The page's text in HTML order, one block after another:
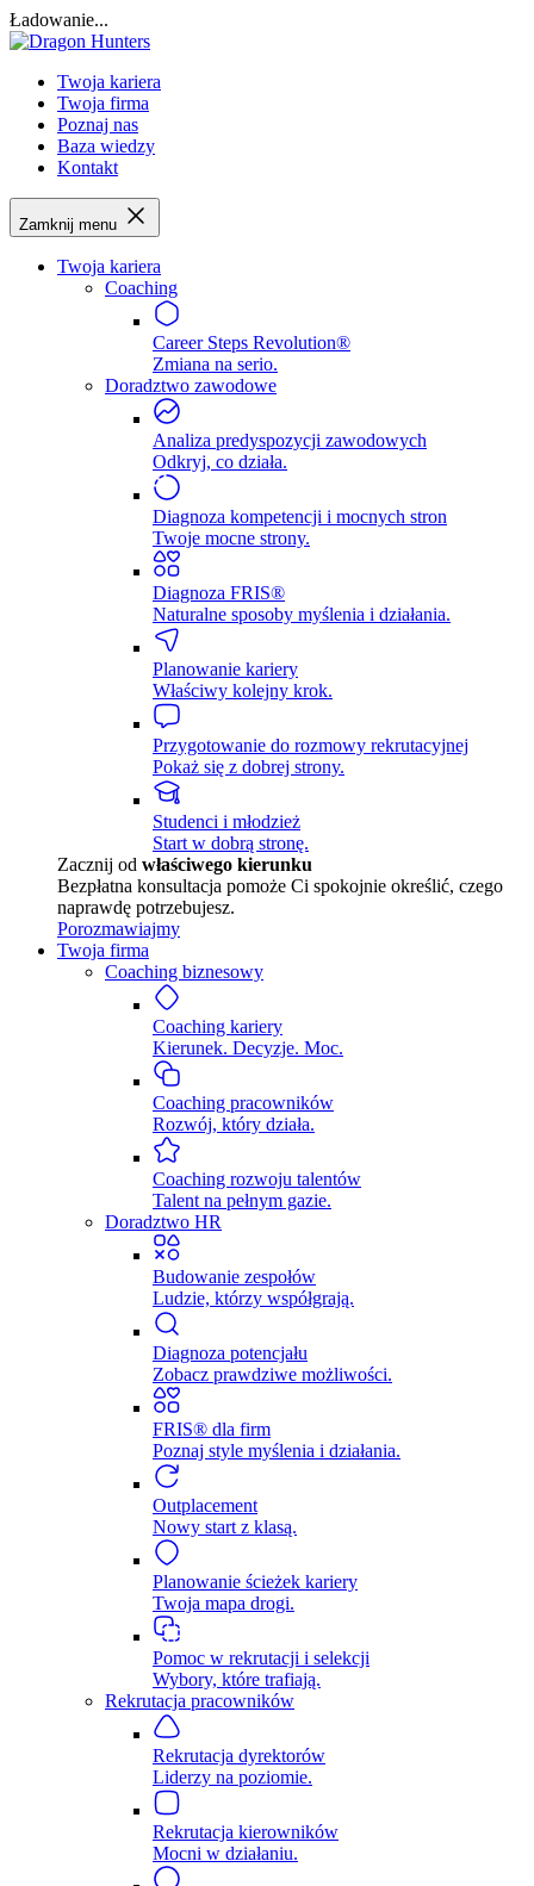
Ładowanie...
Twoja kariera
Twoja firma
Poznaj nas
Baza wiedzy
Kontakt
Zamknij menu
Twoja kariera
Coaching
Career Steps Revolution®
Zmiana na serio.
Doradztwo zawodowe
Analiza predyspozycji zawodowych
Odkryj, co działa.
Diagnoza kompetencji i mocnych stron
Twoje mocne strony.
Diagnoza FRIS®
Naturalne sposoby myślenia i działania.
Planowanie kariery
Właściwy kolejny krok.
Przygotowanie do rozmowy rekrutacyjnej
Pokaż się z dobrej strony.
Studenci i młodzież
Start w dobrą stronę.
Zacznij od właściwego kierunku
Bezpłatna konsultacja pomoże Ci spokojnie określić, czego
naprawdę potrzebujesz.
Porozmawiajmy
Twoja firma
Coaching biznesowy
Coaching kariery
Kierunek. Decyzje. Moc.
Coaching pracowników
Rozwój, który działa.
Coaching rozwoju talentów
Talent na pełnym gazie.
Doradztwo HR
Budowanie zespołów
Ludzie, którzy współgrają.
Diagnoza potencjału
Zobacz prawdziwe możliwości.
FRIS® dla firm
Poznaj style myślenia i działania.
Outplacement
Nowy start z klasą.
Planowanie ścieżek kariery
Twoja mapa drogi.
Pomoc w rekrutacji i selekcji
Wybory, które trafiają.
Rekrutacja pracowników
Rekrutacja dyrektorów
Liderzy na poziomie.
Rekrutacja kierowników
Mocni w działaniu.